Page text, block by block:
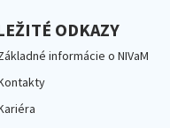
ODKAZY
informácie o NIVaM